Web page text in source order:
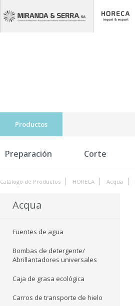
Productos
Preparación Corte
Catálogo de Productos HORECA Acqua
Acqua
Fuentes de agua
Bombas de detergente/
Abrillantadores universales
Caja de grasa ecológica
Carros de transporte de hielo